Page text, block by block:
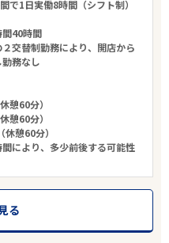
で1日実働8時間（シフト制）
40時間
交替制勤務により、開店から
務なし
憩60分）
憩60分）
憩60分）
により、多少前後する可能性
る